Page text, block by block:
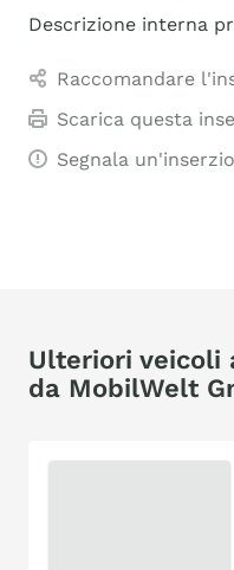
Descrizione interna
Raccomandare
Scarica questa
Segnala
Ulteriori veicoli
da MobilWelt